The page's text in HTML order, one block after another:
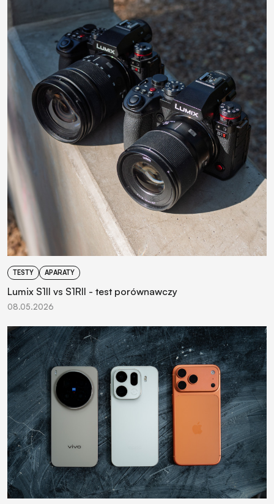
TESTY APARATY
Lumix S1II vs S1RII - test porównawczy
08.05.2026